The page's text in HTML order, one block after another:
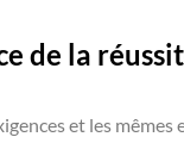
de la
et les mêmes